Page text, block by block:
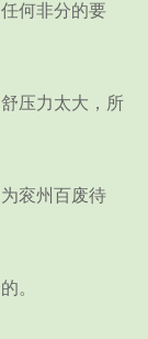
何非分的要
压力太大，所
衮州百废待
。